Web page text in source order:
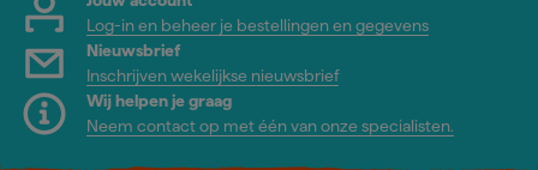
Log-in en beheer je bestellingen en gegevens
Nieuwsbrief
Inschrijven wekelijkse nieuwsbrief
Wij helpen je graag
Neem contact op met één van onze specialisten.